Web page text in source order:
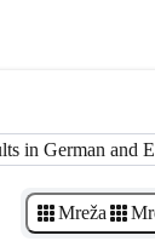
in German and
Mreža